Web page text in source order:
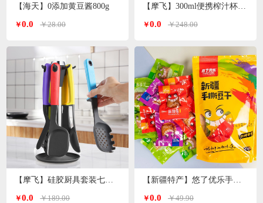
【海天】0添加黄豆酱800g
￥0.0 ￥28.00
￥0.0 ￥189.00
￥0.0 ￥248.00
￥0.0 ￥49.90